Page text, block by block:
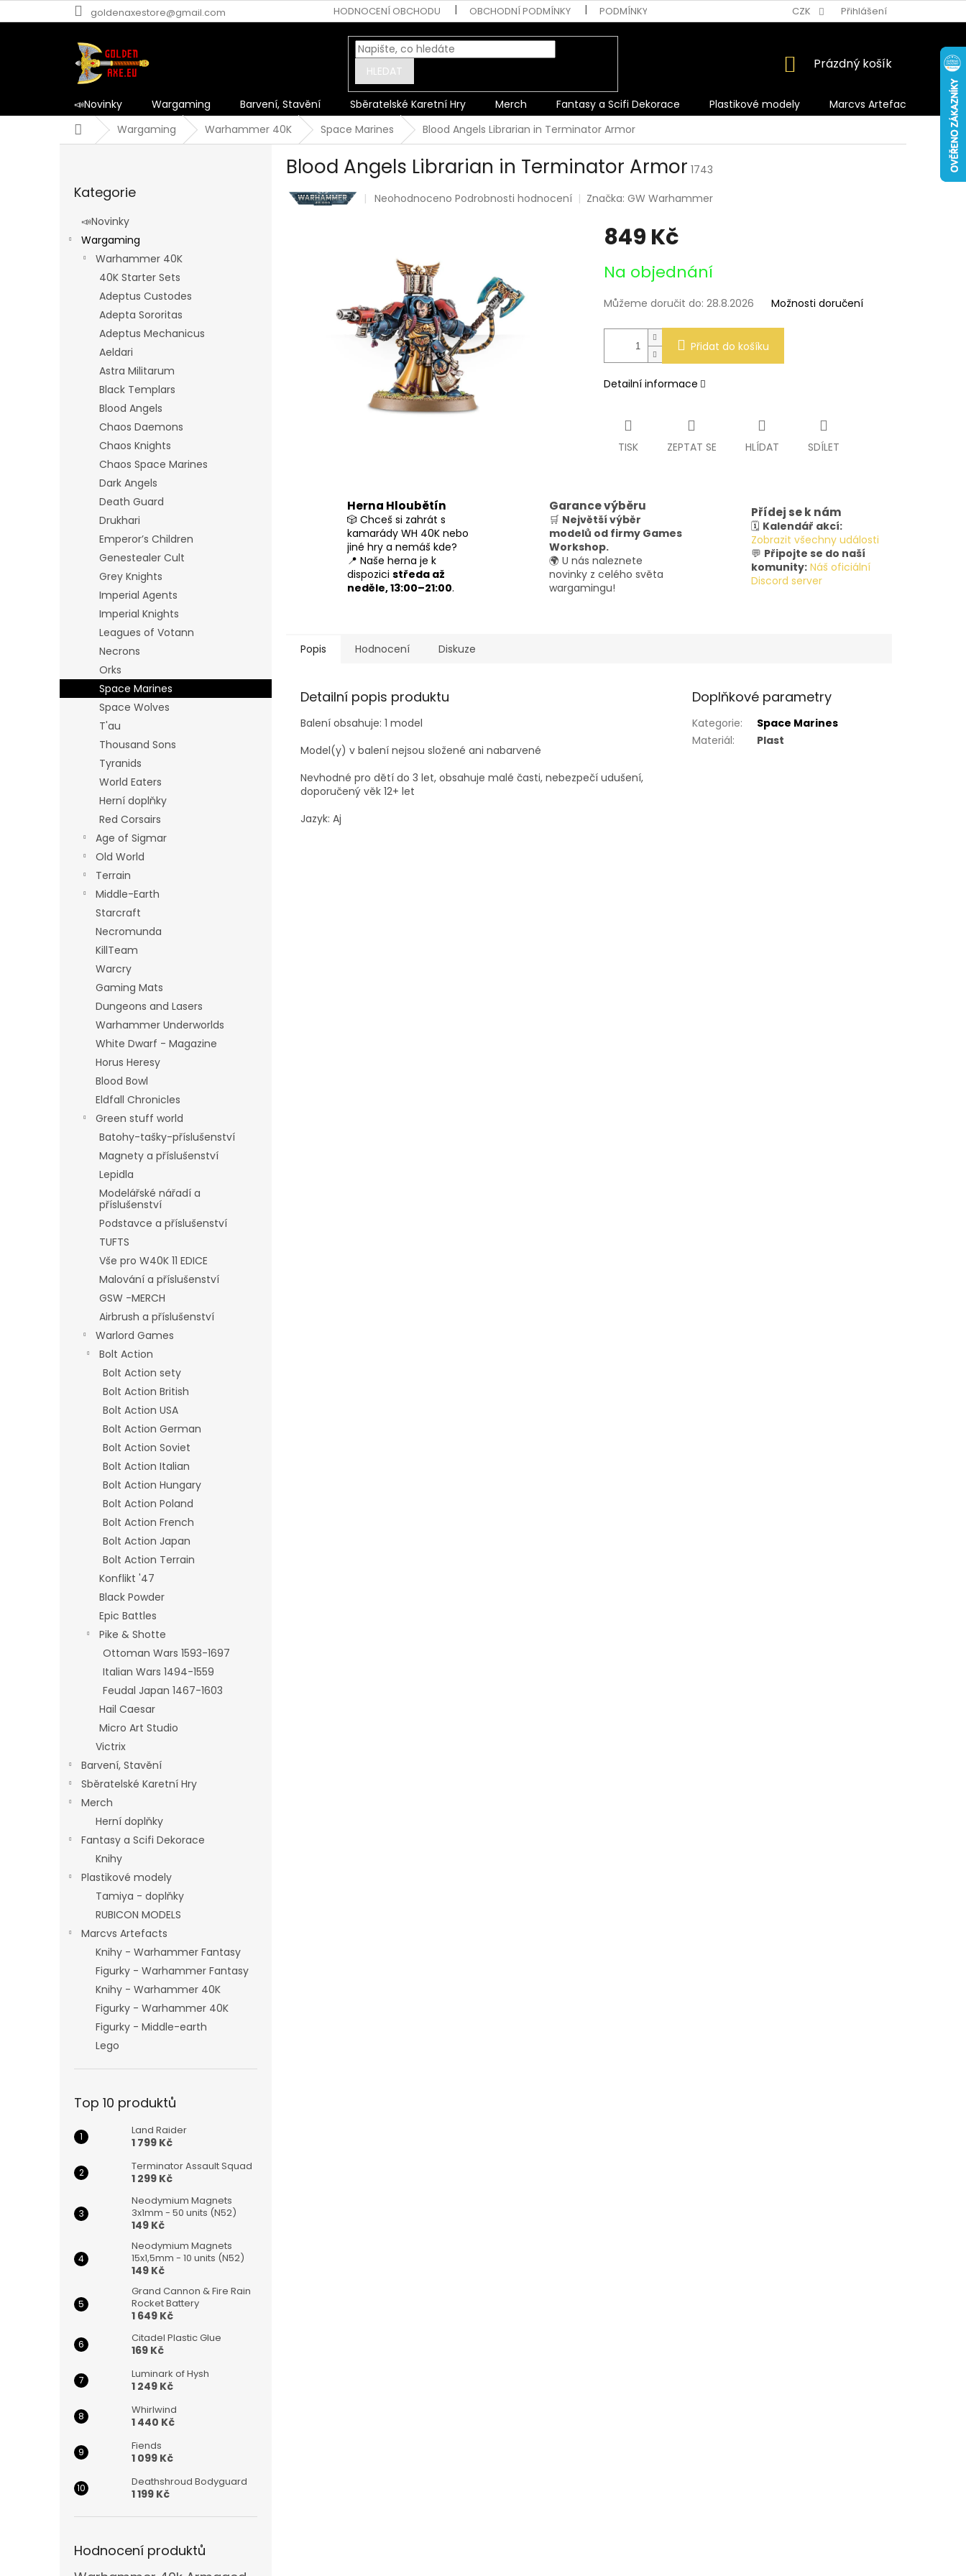
na
goldenaxestore@gmail.com HODNOCENÍ OBCHODU OBCHODNÍ PODMÍNKY PODMÍNKY OCHRANY OSOBNÍCH ÚDAJŮ CZK Přihlášení
HLEDAT
NÁKUPNÍ
Prázdný košík
📣Novinky Wargaming Barvení, Stavění Sběratelské Karetní Hry Merch Fantasy a Scifi Dekorace Plastikové modely
Marcvs Artefacts
DomůWargaming Warhammer 40K Space Marines Blood Angels Librarian in Terminator Armor
kategorie
Kategorie
📣Novinky
Wargaming
Warhammer 40K
40K Starter Sets
Adeptus Custodes
Adepta Sororitas
Adeptus Mechanicus
Aeldari
Astra Militarum
Black Templars
Blood Angels
Chaos Daemons
Chaos Knights
Chaos Space Marines
Dark Angels
Death Guard
Drukhari
Emperor’s Children
Genestealer Cult
Grey Knights
Imperial Agents
Imperial Knights
Leagues of Votann
Necrons
Orks
Space Marines
Space Wolves
T'au
Thousand Sons
Tyranids
World Eaters
Herní doplňky
Red Corsairs
Age of Sigmar
Old World
Terrain
Middle-Earth
Starcraft
Necromunda
KillTeam
Warcry
Gaming Mats
Dungeons and Lasers
Warhammer Underworlds
White Dwarf - Magazine
Horus Heresy
Blood Bowl
Eldfall Chronicles
Green stuff world
Batohy-tašky-příslušenství
Magnety a příslušenství
Lepidla
Modelářské nářadí a
příslušenství
Podstavce a příslušenství
TUFTS
Vše pro W40K 11 EDICE
Malování a příslušenství
GSW -MERCH
Airbrush a příslušenství
Warlord Games
Bolt Action
Bolt Action sety
Bolt Action British
Bolt Action USA
Bolt Action German
Bolt Action Soviet
Bolt Action Italian
Bolt Action Hungary
Bolt Action Poland
Bolt Action French
Bolt Action Japan
Bolt Action Terrain
Konflikt '47
Black Powder
Epic Battles
Pike & Shotte
Ottoman Wars 1593-1697
Italian Wars 1494-1559
Feudal Japan 1467-1603
Hail Caesar
Micro Art Studio
Victrix
Barvení, Stavění
Sběratelské Karetní Hry
Merch
Herní doplňky
Fantasy a Scifi Dekorace
Knihy
Plastikové modely
Tamiya - doplňky
RUBICON MODELS
Marcvs Artefacts
Knihy - Warhammer Fantasy
Figurky - Warhammer Fantasy
Knihy - Warhammer 40K
Figurky - Warhammer 40K
Figurky - Middle-earth
Lego
Top 10 produktů
Land Raider
1 799 Kč
Terminator Assault Squad
1 299 Kč
Neodymium Magnets
3x1mm - 50 units (N52)
149 Kč
Neodymium Magnets
15x1,5mm - 10 units (N52)
149 Kč
Grand Cannon & Fire Rain
Rocket Battery
1 649 Kč
Citadel Plastic Glue
169 Kč
Luminark of Hysh
1 249 Kč
Whirlwind
1 440 Kč
Fiends
1 099 Kč
Deathshroud Bodyguard
1 199 Kč
Hodnocení produktů
Blood Angels Librarian in Terminator Armor 1743
Průměrné
hvězdiček.
Neohodnoceno Podrobnosti hodnocení Značka: GW Warhammer
849 Kč
cena:
Na objednání
Můžeme doručit do: 28.8.2026 Možnosti doručení
Přidat do košíku
Detailní informace
TISK ZEPTAT SE HLÍDAT SDÍLET
Herna Hloubětín
🎲 Chceš si zahrát s
kamarády WH 40K nebo
jiné hry a nemáš kde?
📍 Naše herna je k
dispozici středa až
neděle, 13:00–21:00.
Garance výběru
🛒 Největší výběr
modelů od firmy Games
Workshop.
🌍 U nás naleznete
novinky z celého světa
wargamingu!
Přídej se k nám
🗓️ Kalendář akcí:
Zobrazit všechny události
💬 Připojte se do naší
komunity: Náš oficiální
Discord server
Popis Hodnocení Diskuze
Detailní popis produktu
Balení obsahuje: 1 model
Model(y) v balení nejsou složené ani nabarvené
Nevhodné pro dětí do 3 let, obsahuje malé časti, nebezpečí udušení,
doporučený věk 12+ let
Jazyk: Aj
Doplňkové parametry
Kategorie:
Space Marines
Materiál: Plast